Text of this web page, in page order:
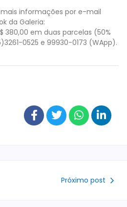
informações por e-mail
da Galeria:
380,00 em duas parcelas (50%
0525 e 99930-0173 (WApp).
Próximo post